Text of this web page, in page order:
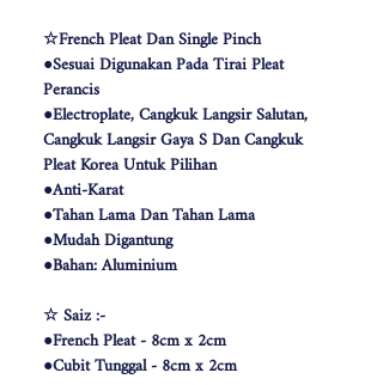
☆French Pleat Dan Single Pinch
●Sesuai Digunakan Pada Tirai Pleat
Perancis
●Electroplate, Cangkuk Langsir Salutan,
Cangkuk Langsir Gaya S Dan Cangkuk
Pleat Korea Untuk Pilihan
●Anti-Karat
●Tahan Lama Dan Tahan Lama
●Mudah Digantung
●Bahan: Aluminium
☆ Saiz :-
●French Pleat - 8cm x 2cm
●Cubit Tunggal - 8cm x 2cm